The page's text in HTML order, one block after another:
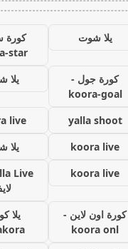
يلا شوت
كورة
star
كورة جول -
koora-goal
يلا
yalla shoot
live
koora live
يلا
koora live
كورة اون لاين -
koora onl
يلا